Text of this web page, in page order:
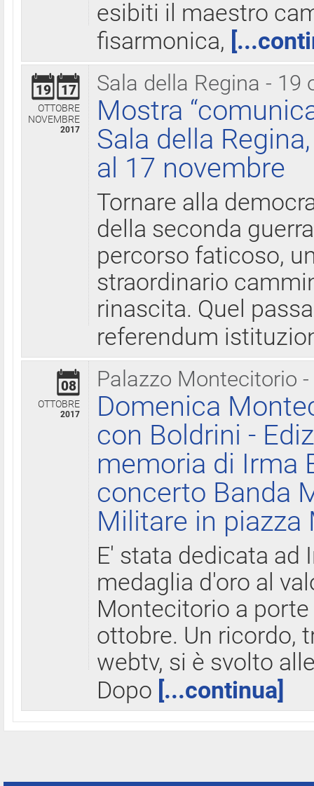
esibiti il maestro
fisarmonica,
Sala della Regina - 19
19 17
OTTOBRE
NOVEMBRE
2017
Mostra
Sala della
al 17 novembre
Tornare alla
della seconda
percorso faticoso,
straordinario
rinascita. Quel
referendum
Palazzo Montecitorio
08
OTTOBRE
2017
Domenica
con Boldrini -
memoria di Irma
concerto Banda
Militare in
E' stata dedicata ad
medaglia d'oro al
Montecitorio a
ottobre. Un ricordo,
webtv, si è svolto
Dopo [...continua]